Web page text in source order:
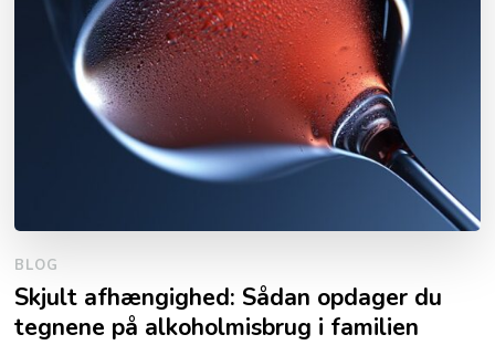
BLOG
Skjult afhængighed: Sådan opdager du
tegnene på alkoholmisbrug i familien